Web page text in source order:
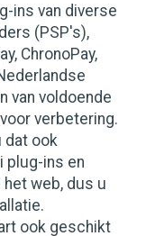
ins van diverse
(PSP's),
ChronoPay,
van voldoende
verbetering.
dat ook
plug-ins en
web, dus u
ook geschikt